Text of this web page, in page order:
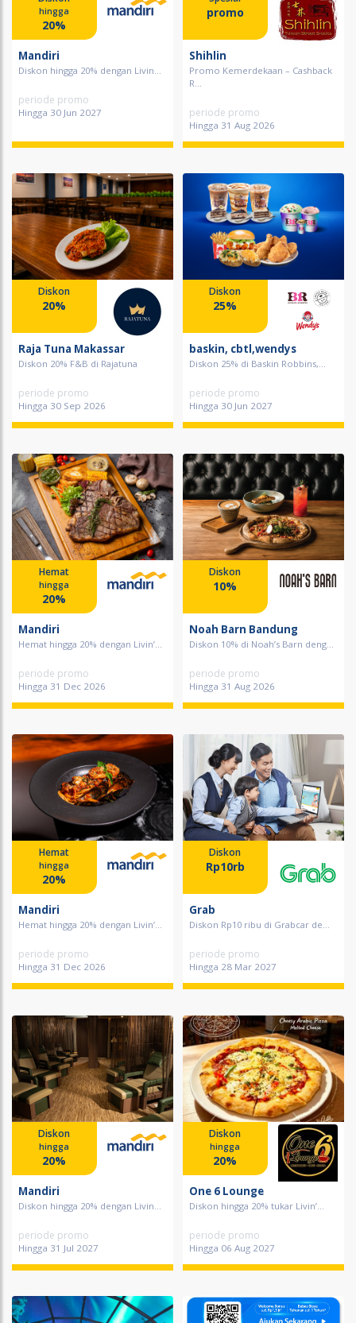
hingga
20%
Mandiri
Diskon hingga 20% dengan Livin...
periode promo
Hingga 30 Jun 2027
promo
Shihlin
Promo Kemerdekaan – Cashback
R...
periode promo
Hingga 31 Aug 2026
Diskon
20%
Raja Tuna Makassar
Diskon 20% F&B di Rajatuna
periode promo
Hingga 30 Sep 2026
Diskon
25%
baskin, cbtl,wendys
Diskon 25% di Baskin Robbins,...
periode promo
Hingga 30 Jun 2027
Hemat
hingga
20%
Mandiri
Hemat hingga 20% dengan Livin’...
periode promo
Hingga 31 Dec 2026
Diskon
10%
Noah Barn Bandung
Diskon 10% di Noah’s Barn deng...
periode promo
Hingga 31 Aug 2026
Hemat
hingga
20%
Mandiri
Hemat hingga 20% dengan Livin’...
periode promo
Hingga 31 Dec 2026
Diskon
Rp10rb
Grab
Diskon Rp10 ribu di Grabcar de...
periode promo
Hingga 28 Mar 2027
Diskon
hingga
20%
Mandiri
Diskon hingga 20% dengan Livin...
periode promo
Hingga 31 Jul 2027
Diskon
hingga
20%
One 6 Lounge
Diskon hingga 20% tukar Livin’...
periode promo
Hingga 06 Aug 2027